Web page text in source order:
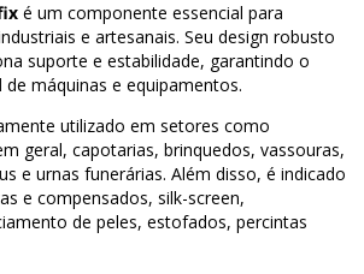
é um componente essencial para
e artesanais. Seu design robusto
suporte e estabilidade, garantindo o
máquinas e equipamentos.
utilizado em setores como
geral, capotarias, brinquedos, vassouras,
e urnas funerárias. Além disso, é indicado
e compensados, silk-screen,
de peles, estofados, percintas